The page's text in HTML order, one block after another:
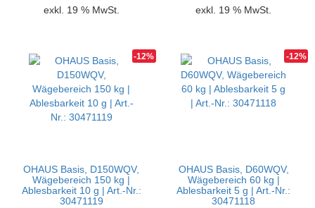
exkl. 19 % MwSt. exkl. 19 % MwSt.
-12%
OHAUS Basis, D150WQV,
Wägebereich 150 kg |
Ablesbarkeit 10 g | Art.-Nr.:
30471119
-12%
OHAUS Basis, D60WQV,
Wägebereich 60 kg |
Ablesbarkeit 5 g | Art.-Nr.:
30471118